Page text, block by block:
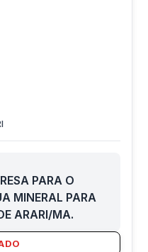
PARA O
MINERAL PARA
ARARI/MA.